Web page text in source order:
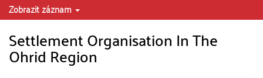
Zobrazit záznam
Settlement Organisation In The
Ohrid Region